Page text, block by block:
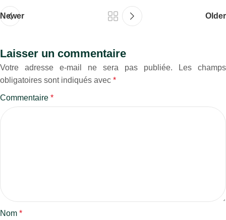
Newer Older
Laisser un commentaire
Votre adresse e-mail ne sera pas publiée.
Les champs
obligatoires sont indiqués avec *
Commentaire *
Nom *